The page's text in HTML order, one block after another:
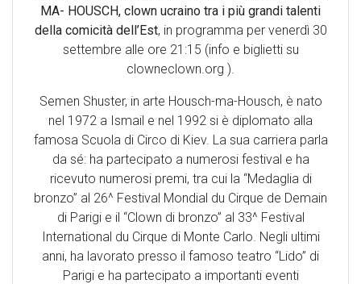
MA- HOUSCH, clown ucraino tra i più grandi talenti
della comicità dell’Est, in programma per venerdì 30
settembre alle ore 21:15 (info e biglietti su
clowneclown.org ).
Semen Shuster, in arte Housch-ma-Housch, è nato
nel 1972 a Ismail e nel 1992 si è diplomato alla
famosa Scuola di Circo di Kiev. La sua carriera parla
da sé: ha partecipato a numerosi festival e ha
ricevuto numerosi premi, tra cui la “Medaglia di
bronzo” al 26^ Festival Mondial du Cirque de Demain
di Parigi e il “Clown di bronzo” al 33^ Festival
International du Cirque di Monte Carlo. Negli ultimi
anni, ha lavorato presso il famoso teatro “Lido” di
Parigi e ha partecipato a importanti eventi